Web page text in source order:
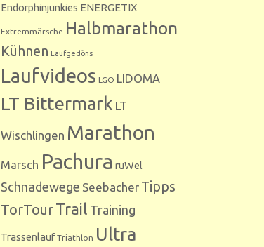
Endorphinjunkies ENERGETIX
Extremmärsche Halbmarathon
Kühnen Laufgedöns
Laufvideos LGO LIDOMA
LT Bittermark LT
Wischlingen Marathon
Marsch Pachura ruWel
Schnadewege Seebacher Tipps
TorTourTrail Training
Trassenlauf Triathlon Ultra